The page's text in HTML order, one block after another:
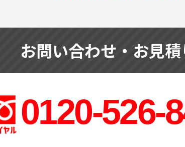
お問い合わせ・お見積
0120-526-